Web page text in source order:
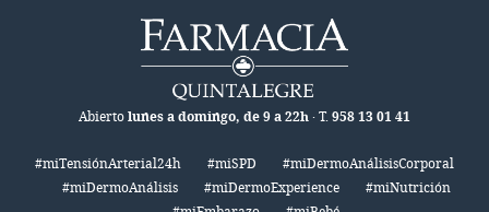
Abiertolunes a domingo, de 9 a 22h· T. 958 13 01 41
#miTensiónArterial24h #miSPD
#miDermoAnálisisCorporal
#miDermoAnálisis
#miDermoExperience
#miNutrición